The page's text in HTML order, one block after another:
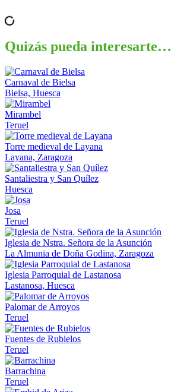
Quizás pueda interesarte…
Carnaval de Bielsa
Bielsa, Huesca
Mirambel
Teruel
Torre medieval de Layana
Layana, Zaragoza
Santaliestra y San Quílez
Huesca
Josa
Teruel
Iglesia de Nstra. Señora de la Asunción
La Almunia de Doña Godina, Zaragoza
Iglesia Parroquial de Lastanosa
Lastanosa, Huesca
Palomar de Arroyos
Teruel
Fuentes de Rubielos
Teruel
Barrachina
Teruel